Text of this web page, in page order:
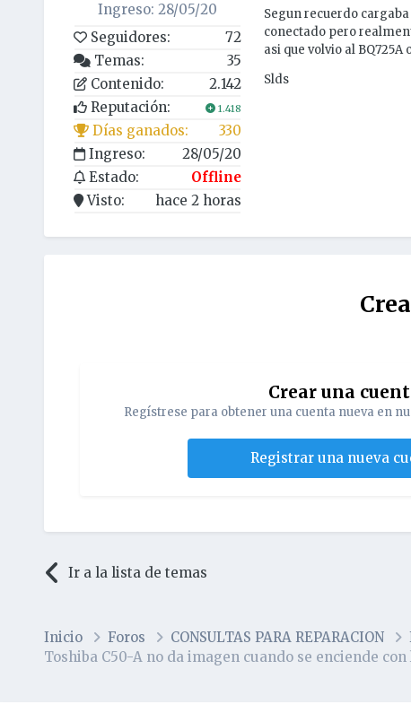
Ingreso: 28/05/20
Seguidores:
72
Temas:
35
Contenido:
2.142
Reputación:
1.418
Días ganados:
330
Ingreso:
28/05/20
Estado:
Offline
Visto:
hace 2 horas
Segun recuerdo
conectado pero
asi que volvio al
Slds
Crear una
Regístrese para obtener una cuenta nueva en
Registrar una nueva
Ir a la lista de temas
Inicio Foros CONSULTAS PARA REPARACION
Toshiba C50-A no da imagen cuando se enciende